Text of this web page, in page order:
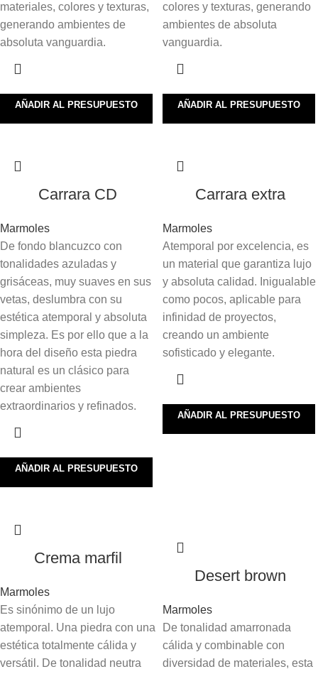
materiales, colores y texturas,
generando ambientes de
absoluta vanguardia.
AÑADIR AL PRESUPUESTO
colores y texturas, generando
ambientes de absoluta
vanguardia.
AÑADIR AL PRESUPUESTO
Carrara CD
Marmoles
De fondo blancuzco con
tonalidades azuladas y
grisáceas, muy suaves en sus
vetas, deslumbra con su
estética atemporal y absoluta
simpleza. Es por ello que a la
hora del diseño esta piedra
natural es un clásico para
crear ambientes
extraordinarios y refinados.
AÑADIR AL PRESUPUESTO
Carrara extra
Marmoles
Atemporal por excelencia, es
un material que garantiza lujo
y absoluta calidad. Inigualable
como pocos, aplicable para
infinidad de proyectos,
creando un ambiente
sofisticado y elegante.
AÑADIR AL PRESUPUESTO
Crema marfil
Marmoles
Es sinónimo de un lujo
atemporal. Una piedra con una
estética totalmente cálida y
versátil. De tonalidad neutra
Desert brown
Marmoles
De tonalidad amarronada
cálida y combinable con
diversidad de materiales, esta